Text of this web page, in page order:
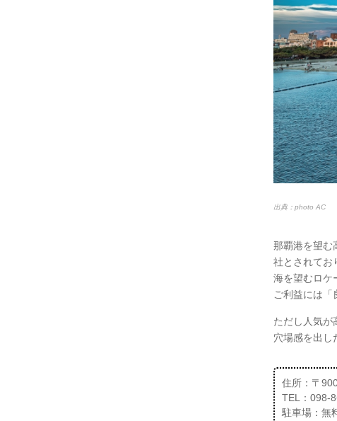
出典：photo AC
那覇港を望む
社とされてお
海を望むロケ
ご利益には「
ただし人気が
穴場感を出
住所：〒
TEL：098-
駐車場：無